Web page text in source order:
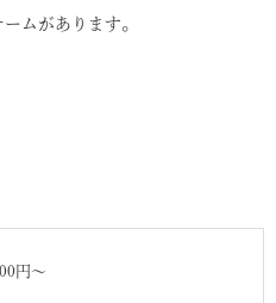
ムがあります。
円〜